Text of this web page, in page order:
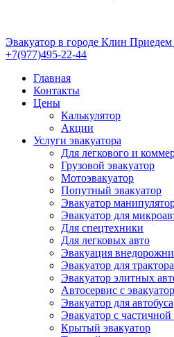
Эвакуатор в городе Клин Приедем
+7(977)495-22-44
Главная
Контакты
Цены
Калькулятор
Акции
Услуги эвакуатора
Для легкового и
Грузовой эвакуатор
Мотоэвакуатор
Попутный эвакуатор
Эвакуатор
Эвакуатор для
Для спецтехники
Для легковых авто
Эвакуация
Эвакуатор для трактора
Эвакуатор элитных
Автосервис с
Эвакуатор для автобуса
Эвакуатор с частичной
Крытый эвакуатор